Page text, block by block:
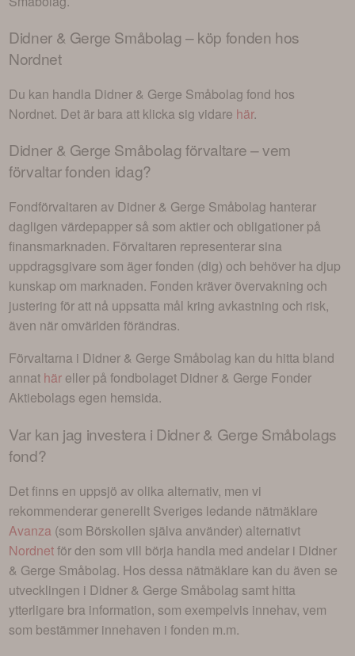
Didner & Gerge Småbolag – köp fonden hos
Nordnet
Du kan handla Didner & Gerge Småbolag fond hos
Nordnet. Det är bara att klicka sig vidare här.
Didner & Gerge Småbolag förvaltare – vem
förvaltar fonden idag?
Fondförvaltaren av Didner & Gerge Småbolag hanterar
dagligen värdepapper så som aktier och obligationer på
finansmarknaden. Förvaltaren representerar sina
uppdragsgivare som äger fonden (dig) och behöver ha djup
kunskap om marknaden. Fonden kräver övervakning och
justering för att nå uppsatta mål kring avkastning och risk,
även när omvärlden förändras.
Förvaltarna i Didner & Gerge Småbolag kan du hitta bland
annat här eller på fondbolaget Didner & Gerge Fonder
Aktiebolags egen hemsida.
Var kan jag investera i Didner & Gerge Småbolags
fond?
Det finns en uppsjö av olika alternativ, men vi
rekommenderar generellt Sveriges ledande nätmäklare
Avanza (som Börskollen själva använder) alternativt
Nordnetför den som vill börja handla med andelar i Didner
& Gerge Småbolag. Hos dessa nätmäklare kan du även se
utvecklingen i Didner & Gerge Småbolag samt hitta
ytterligare bra information, som exempelvis innehav, vem
som bestämmer innehaven i fonden m.m.